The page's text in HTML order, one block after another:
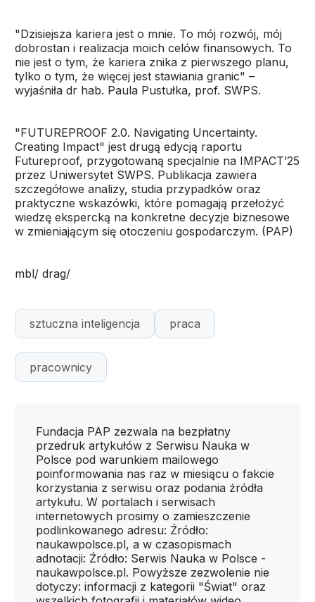
"Dzisiejsza kariera jest o mnie. To mój rozwój, mój
dobrostan i realizacja moich celów finansowych. To
nie jest o tym, że kariera znika z pierwszego planu,
tylko o tym, że więcej jest stawiania granic" –
wyjaśniła dr hab. Paula Pustułka, prof. SWPS.
"FUTUREPROOF 2.0. Navigating Uncertainty.
Creating Impact" jest drugą edycją raportu
Futureproof, przygotowaną specjalnie na IMPACT’25
przez Uniwersytet SWPS. Publikacja zawiera
szczegółowe analizy, studia przypadków oraz
praktyczne wskazówki, które pomagają przełożyć
wiedzę ekspercką na konkretne decyzje biznesowe
w zmieniającym się otoczeniu gospodarczym. (PAP)
mbl/ drag/
sztuczna inteligencja praca
pracownicy
Fundacja PAP zezwala na bezpłatny
przedruk artykułów z Serwisu Nauka w
Polsce pod warunkiem mailowego
poinformowania nas raz w miesiącu o fakcie
korzystania z serwisu oraz podania źródła
artykułu. W portalach i serwisach
internetowych prosimy o zamieszczenie
podlinkowanego adresu: Źródło:
naukawpolsce.pl, a w czasopismach
adnotacji: Źródło: Serwis Nauka w Polsce -
naukawpolsce.pl. Powyższe zezwolenie nie
dotyczy: informacji z kategorii "Świat" oraz